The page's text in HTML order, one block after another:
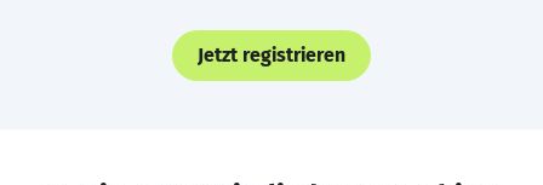
Jetzt registrieren